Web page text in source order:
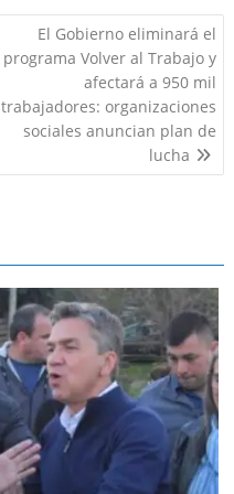
p
p
a
m
dI
n
El Gobierno eliminará el
programa Volver al Trabajo y
afectará a 950 mil
trabajadores: organizaciones
sociales anuncian plan de
lucha